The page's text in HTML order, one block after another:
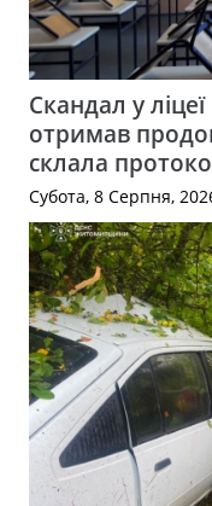
Скандал у
отримав
склала
Субота, 8 Серпня,